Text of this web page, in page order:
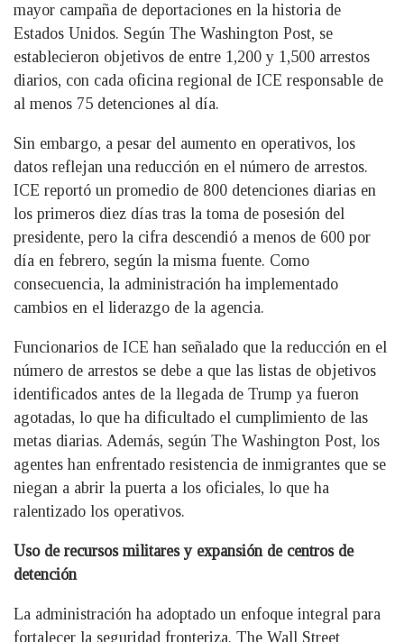
mayor campaña de deportaciones en la historia de
Estados Unidos. Según The Washington Post, se
establecieron objetivos de entre 1,200 y 1,500 arrestos
diarios, con cada oficina regional de ICE responsable de
al menos 75 detenciones al día.
Sin embargo, a pesar del aumento en operativos, los
datos reflejan una reducción en el número de arrestos.
ICE reportó un promedio de 800 detenciones diarias en
los primeros diez días tras la toma de posesión del
presidente, pero la cifra descendió a menos de 600 por
día en febrero, según la misma fuente. Como
consecuencia, la administración ha implementado
cambios en el liderazgo de la agencia.
Funcionarios de ICE han señalado que la reducción en el
número de arrestos se debe a que las listas de objetivos
identificados antes de la llegada de Trump ya fueron
agotadas, lo que ha dificultado el cumplimiento de las
metas diarias. Además, según The Washington Post, los
agentes han enfrentado resistencia de inmigrantes que se
niegan a abrir la puerta a los oficiales, lo que ha
ralentizado los operativos.
Uso de recursos militares y expansión de centros de
detención
La administración ha adoptado un enfoque integral para
fortalecer la seguridad fronteriza. The Wall Street